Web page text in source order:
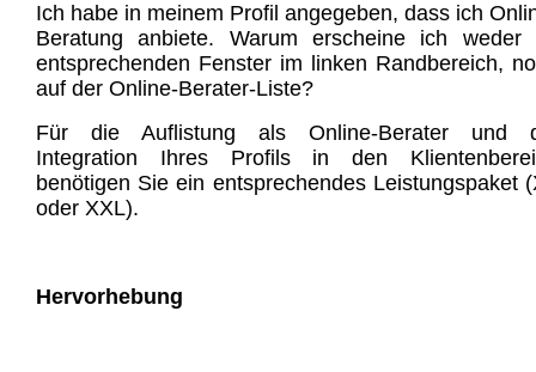
Ich habe in meinem Profil angegeben, dass ich
Beratung anbiete. Warum erscheine ich weder
entsprechenden Fenster im linken Randbereich,
auf der Online-Berater-Liste?
Für die Auflistung als Online-Berater und
Integration Ihres Profils in den
benötigen Sie ein entsprechendes Leistungspaket
oder XXL).
Hervorhebung